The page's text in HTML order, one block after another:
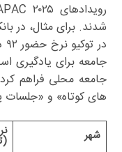
جامعه برای یادگیری
جامعه محلی فراهم
های کوتاه» و «جلسات
شهر